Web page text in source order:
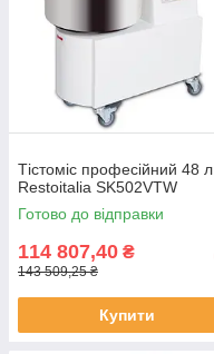
Тістоміс професійний 48 л
Restoitalia SK502VTW
Готово до відправки
114 807,40 ₴
143 509,25 ₴
Купити